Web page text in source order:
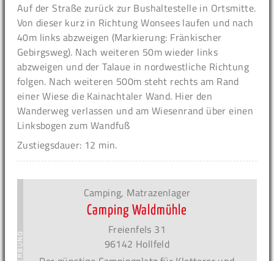
Auf der Straße zurück zur Bushaltestelle in Ortsmitte.
Von dieser kurz in Richtung Wonsees laufen und nach
40m links abzweigen (Markierung: Fränkischer
Gebirgsweg). Nach weiteren 50m wieder links
abzweigen und der Talaue in nordwestliche Richtung
folgen. Nach weiteren 500m steht rechts am Rand
einer Wiese die Kainachtaler Wand. Hier den
Wanderweg verlassen und am Wiesenrand über einen
Linksbogen zum Wandfuß
Zustiegsdauer: 12 min.
Camping, Matrazenlager
Camping Waldmühle
Freienfels 31
96142 Hollfeld